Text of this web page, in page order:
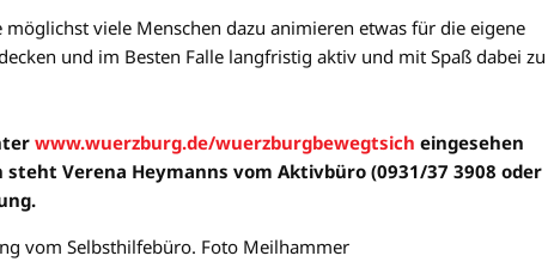
viele Menschen dazu animieren etwas für die eigene
und im Besten Falle langfristig aktiv und mit Spaß dabei zu
www.wuerzburg.de/wuerzburgbewegtsich eingesehen
Verena Heymanns vom Aktivbüro (0931/37 3908 oder
vom Selbsthilfebüro. Foto Meilhammer